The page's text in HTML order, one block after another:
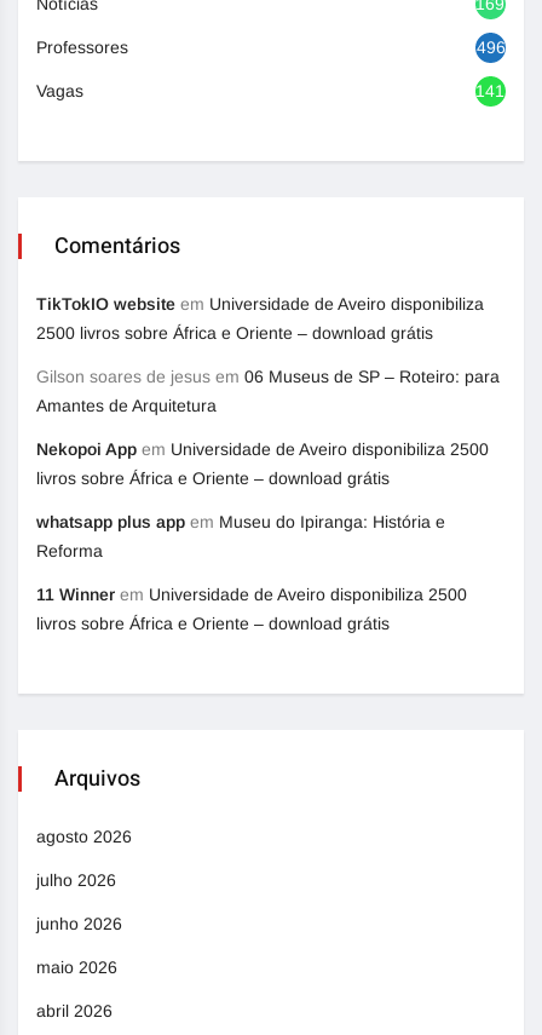
Professores 496
Vagas 1417
Comentários
TikTokIO website em Universidade de Aveiro disponibiliza
2500 livros sobre África e Oriente – download grátis
Gilson soares de jesus em 06 Museus de SP – Roteiro: para
Amantes de Arquitetura
Nekopoi App em Universidade de Aveiro disponibiliza 2500
livros sobre África e Oriente – download grátis
whatsapp plus app em Museu do Ipiranga: História e
Reforma
11 Winner em Universidade de Aveiro disponibiliza 2500
livros sobre África e Oriente – download grátis
Arquivos
agosto 2026
julho 2026
junho 2026
maio 2026
abril 2026